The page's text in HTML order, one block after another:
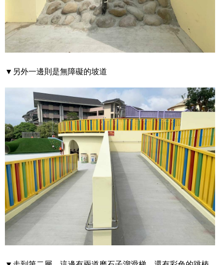
▼另外一邊則是無障礙的坡道